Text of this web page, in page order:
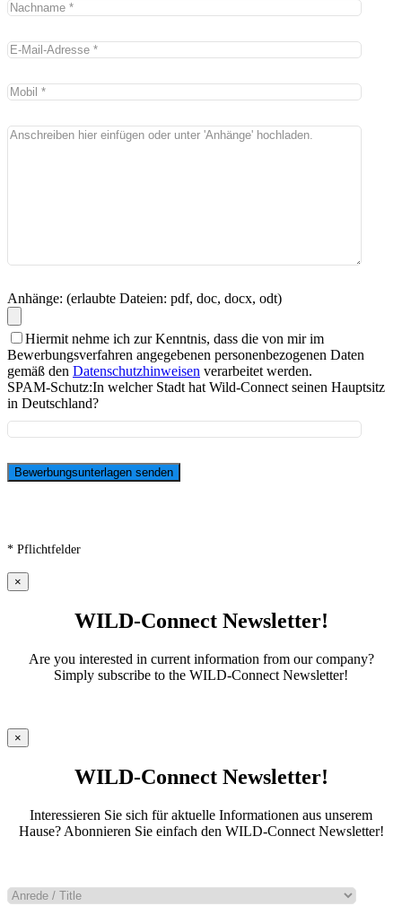
Anhänge: (erlaubte Dateien: pdf, doc, docx, odt)
Hiermit nehme ich zur Kenntnis, dass die von mir im
Bewerbungsverfahren angegebenen personenbezogenen Daten
gemäß den Datenschutzhinweisen verarbeitet werden.
SPAM-Schutz:In welcher Stadt hat Wild-Connect seinen Hauptsitz
in Deutschland?
* Pflichtfelder
×
WILD-Connect Newsletter!
Are you interested in current information from our company?
Simply subscribe to the WILD-Connect Newsletter!
×
WILD-Connect Newsletter!
Interessieren Sie sich für aktuelle Informationen aus unserem
Hause? Abonnieren Sie einfach den WILD-Connect Newsletter!